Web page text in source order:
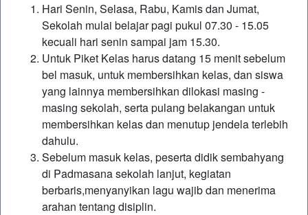
Hari Senin, Selasa, Rabu, Kamis dan Jumat,
Sekolah mulai belajar pagi pukul 07.30 - 15.05
kecuali hari senin sampai jam 15.30.
Untuk Piket Kelas harus datang 15 menit sebelum
bel masuk, untuk membersihkan kelas, dan siswa
yang lainnya membersihkan dilokasi masing -
masing sekolah, serta pulang belakangan untuk
membersihkan kelas dan menutup jendela terlebih
dahulu.
Sebelum masuk kelas, peserta didik sembahyang
di Padmasana sekolah lanjut, kegiatan
berbaris,menyanyikan lagu wajib dan menerima
arahan tentang disiplin.